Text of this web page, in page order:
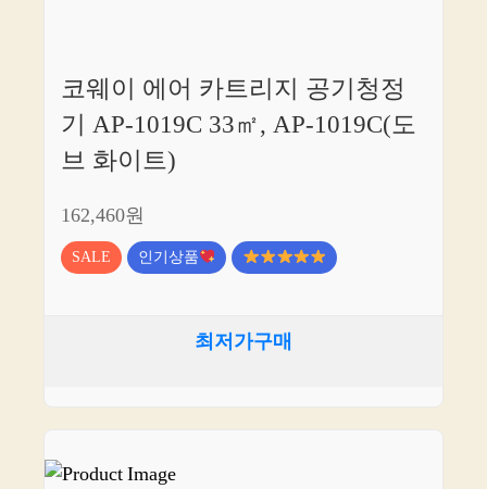
코웨이 에어 카트리지 공기청정
기 AP-1019C 33㎡, AP-1019C(도
브 화이트)
162,460원
SALE 인기상품
최저가구매